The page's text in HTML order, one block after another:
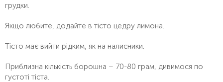
грудки.
Якщо любите, додайте в тісто цедру лимона.
Тісто має вийти рідким, як на налисники.
Приблизна кількість борошна – 70-80 грам, дивимося по
густоті тіста.